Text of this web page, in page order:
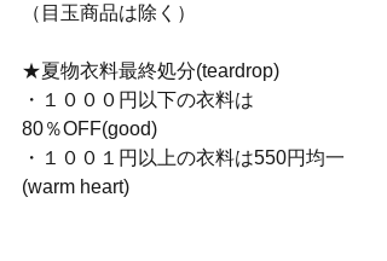
（目玉商品は除く）
★夏物衣料最終処分(teardrop)
・１０００円以下の衣料は
80％OFF(good)
・１００１円以上の衣料は550円均一
(warm heart)